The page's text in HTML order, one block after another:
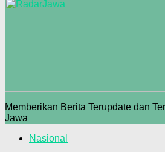
Memberikan Berita Terupdate dan
Jawa
Nasional